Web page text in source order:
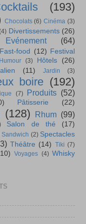
(193)
Chocolats (6) Cinéma (3)
Divertissements (26)
Evénement
(64)
Fast-food (12) Festival
Humour (3) Hôtels (26)
(11) Jardin
(3)
boire (192)
(7) Produits (52)
Pâtisserie (22)
(128) Rhum (99)
Salon de thé (17)
Sandwich (2) Spectacles
Théâtre (14) Tiki (7)
Voyages (4) Whisky